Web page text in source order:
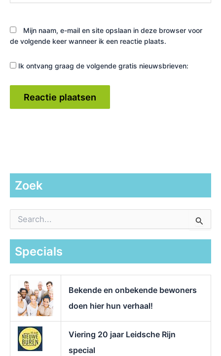
Mijn naam, e-mail en site opslaan in deze browser voor
de volgende keer wanneer ik een reactie plaats.
Ik ontvang graag de volgende gratis nieuwsbrieven:
Zoek
a
Specials
Bekende en onbekende bewoners
doen hier hun verhaal!
Viering 20 jaar Leidsche Rijn
special